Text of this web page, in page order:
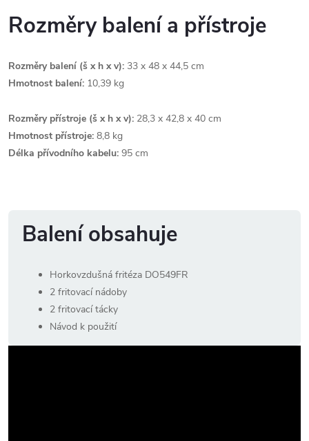
Rozměry balení a přístroje
Rozměry balení (š x h x v): 33 x 48 x 44,5 cm
Hmotnost balení: 10,39 kg
Rozměry přístroje (š x h x v): 28,3 x 42,8 x 40 cm
Hmotnost přístroje: 8,8 kg
Délka přívodního kabelu: 95 cm
Balení obsahuje
Horkovzdušná fritéza DO549FR
2 fritovací nádoby
2 fritovací tácky
Návod k použití